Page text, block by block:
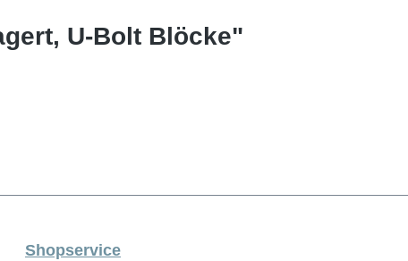
U-Bolt Blöcke"
Shopservice